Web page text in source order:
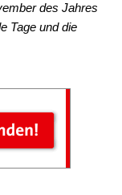
des Jahres
Tage und die